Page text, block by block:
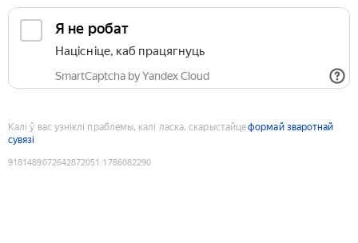
Я не робат
Націсніце, каб працягнуць
SmartCaptcha by Yandex Cloud
Калі ў вас узніклі праблемы, калі ласка, скарыстайцеформай зваротнай
сувязі
9181489072642872051 :1786082290